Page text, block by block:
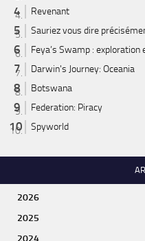
Revenant
Sauriez vous dire
Feya’s Swamp :
Darwin's Journey: Oceania
Botswana
Federation: Piracy
Spyworld
2026
2025
2024